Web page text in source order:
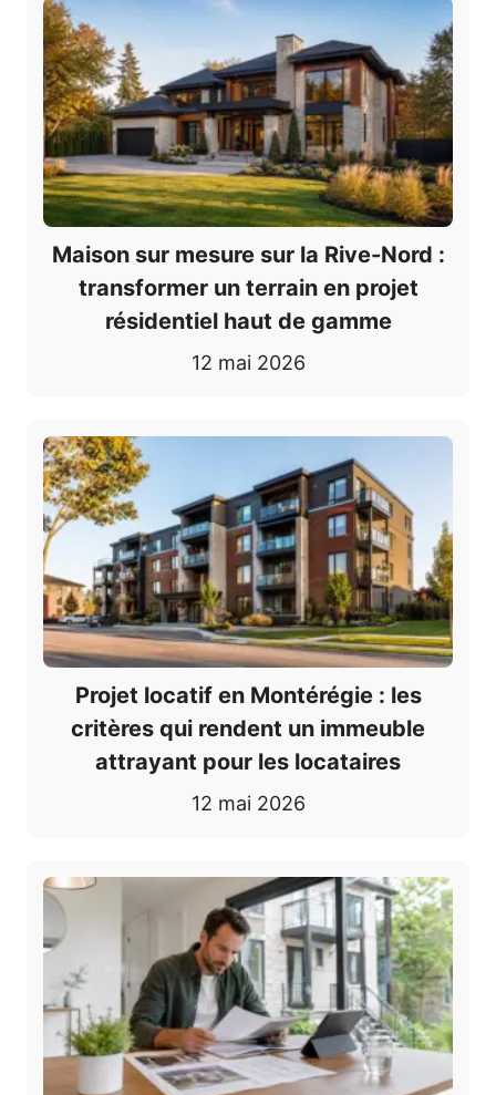
Maison sur mesure sur la Rive-Nord :
transformer un terrain en projet
résidentiel haut de gamme
12 mai 2026
Projet locatif en Montérégie : les
critères qui rendent un immeuble
attrayant pour les locataires
12 mai 2026